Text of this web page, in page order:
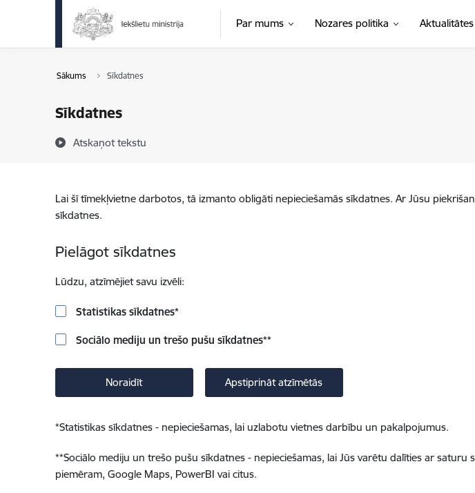
Pāriet uz lapas saturu
Par mums Nozares politika Aktualitātes
Sākums Sīkdatnes
Sīkdatnes
Atskaņot tekstu
Lai šī tīmekļvietne darbotos, tā izmanto obligāti nepieciešamās sīkdatnes. Ar Jūsu
sīkdatnes.
Pielāgot sīkdatnes
Lūdzu, atzīmējiet savu izvēli:
Statistikas sīkdatnes*
Sociālo mediju un trešo pušu sīkdatnes**
Noraidīt Apstiprināt atzīmētās
*Statistikas sīkdatnes - nepieciešamas, lai uzlabotu vietnes darbību un pakalpojumus.
**Sociālo mediju un trešo pušu sīkdatnes - nepieciešamas, lai Jūs varētu dalīties ar
piemēram, Google Maps, PowerBI vai citus.